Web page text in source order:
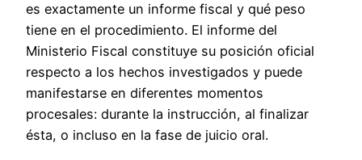
es exactamente un informe fiscal y qué peso
tiene en el procedimiento. El informe del
Ministerio Fiscal constituye su posición oficial
respecto a los hechos investigados y puede
manifestarse en diferentes momentos
procesales: durante la instrucción, al finalizar
ésta, o incluso en la fase de juicio oral.